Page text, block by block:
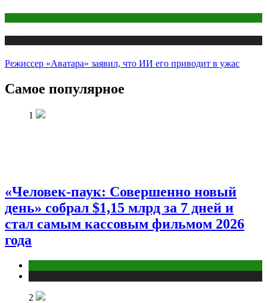
Режиссер «Аватара» заявил, что ИИ его приводит в ужас
Самое популярное
1
«Человек-паук: Совершенно новый
день» собрал $1,15 млрд за 7 дней и
стал самым кассовым фильмом 2026
года
2